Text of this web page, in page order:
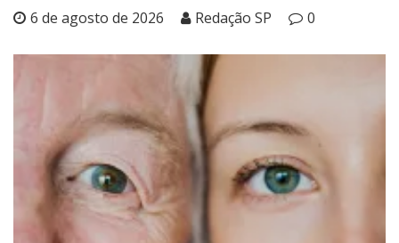
6 de agosto de 2026 Redação SP 0